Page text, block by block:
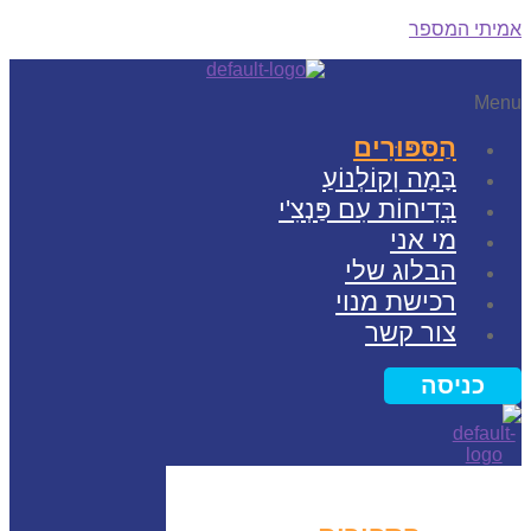
המספר
הַסִּפּוּרִים
בָּמָה וְקוֹלְנוֹעַ
בְּדִיחוֹת עִם פַּנְצִ'י
מי אני
הבלוג שלי
רכישת מנוי
צור קשר
כניסה